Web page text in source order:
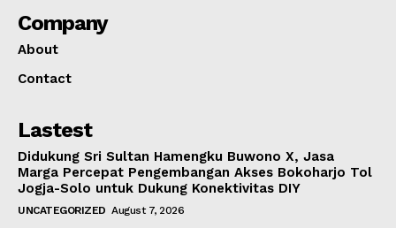
Company
About
Contact
Lastest
Didukung Sri Sultan Hamengku Buwono X, Jasa
Marga Percepat Pengembangan Akses Bokoharjo Tol
Jogja-Solo untuk Dukung Konektivitas DIY
UNCATEGORIZED August 7, 2026